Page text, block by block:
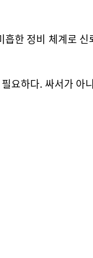
한 정비 체계로
요하다. 싸서가 아